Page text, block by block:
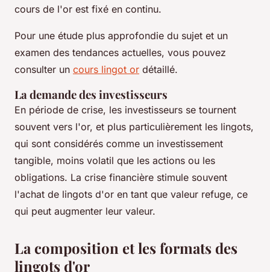
cours de l'or est fixé en continu.
Pour une étude plus approfondie du sujet et un
examen des tendances actuelles, vous pouvez
consulter un cours lingot or détaillé.
La demande des investisseurs
En période de crise, les investisseurs se tournent
souvent vers l'or, et plus particulièrement les lingots,
qui sont considérés comme un investissement
tangible, moins volatil que les actions ou les
obligations. La crise financière stimule souvent
l'achat de lingots d'or en tant que valeur refuge, ce
qui peut augmenter leur valeur.
La composition et les formats des
lingots d'or